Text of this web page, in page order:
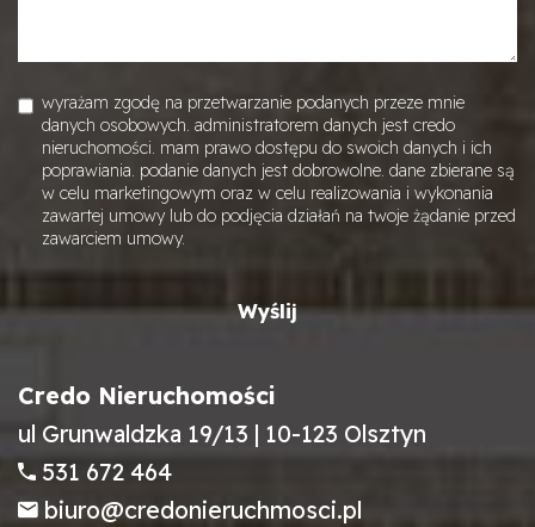
wyrażam zgodę na przetwarzanie podanych przeze mnie
danych osobowych. administratorem danych jest credo
nieruchomości. mam prawo dostępu do swoich danych i ich
poprawiania. podanie danych jest dobrowolne. dane zbierane są
w celu marketingowym oraz w celu realizowania i wykonania
zawartej umowy lub do podjęcia działań na twoje żądanie przed
zawarciem umowy.
Credo Nieruchomości
ul Grunwaldzka 19/13 | 10-123 Olsztyn
531 672 464
biuro@credonieruchmosci.pl